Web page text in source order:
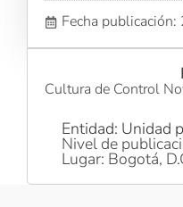
Fecha
Cultura de Control
Entidad: Unidad
Nivel de
Lugar: Bogotá,